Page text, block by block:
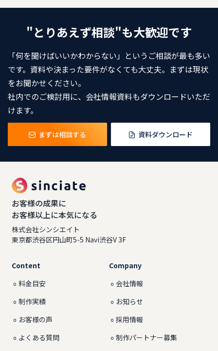
"とりあえず相談"も大歓迎です
「何を聞けばいいかわからない」というご相談が最も多い
です。資料や決まった要件がなくても大丈夫。まずは現状
をお聞かせください。
社内でのご検討用に、会社情報資料もダウンロードいただ
けます。
まずは相談する 資料ダウンロード
お客様の成果に
お客様以上に本気になる
株式会社シンシエイト
東京都渋谷区円山町5-5 Navi渋谷V 3F
Content
料金目安
制作実績
お客様の声
よくある質問
Company
会社情報
お知らせ
採用情報
制作パートナー募集